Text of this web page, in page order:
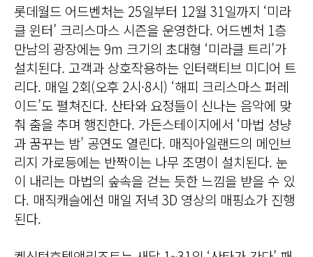
롯데월드 어드벤처는 25일부터 12월 31일까지 ‘미라
클 윈터’ 크리스마스 시즌을 운영한다. 어드벤처 1층
만남의 광장에는 9m 크기의 초대형 ‘미라클 트리’가
설치된다. 고객과 상호작용하는 인터랙티브 미디어 트
리다. 매일 2회(오후 2시·8시) ‘해피 크리스마스 퍼레
이드’도 펼쳐진다. 산타와 요정들이 신나는 음악에 맞
춰 춤을 추며 행진한다. 가든스테이지에서 ‘마법 성냥
과 꿈꾸는 밤’ 공연도 열린다. 매직아일랜드의 메인브
리지 가로등에는 반짝이는 나무 조명이 설치된다. 눈
이 내리는 마법의 숲속을 걷는 듯한 느낌을 받을 수 있
다. 매직캐슬에선 매일 저녁 3D 영상의 매핑쇼가 진행
된다.